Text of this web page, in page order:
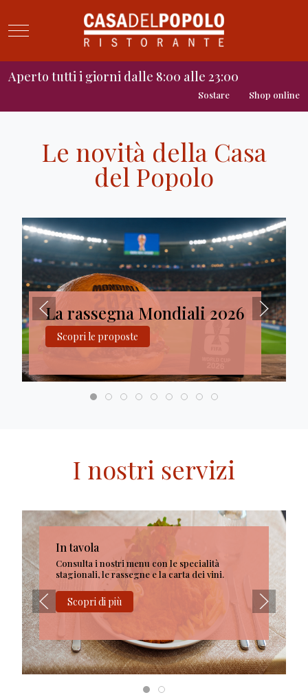
Mobile Menu Toggle
Aperto tutti i giorni dalle 8:00 alle 23:00
Sostare Shop online
Le novità della Casa
del Popolo
La rassegna Mondiali 2026
Scopri le proposte
I nostri servizi
In tavola
Consulta i nostri menu con le specialità
stagionali, le rassegne e la carta dei vini.
Scopri di più